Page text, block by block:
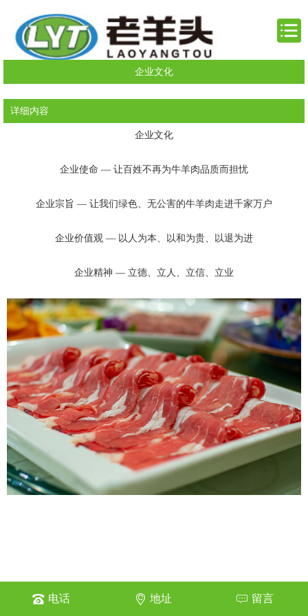
企业文化
详细内容
企业文化
企业使命 — 让百姓不再为牛羊肉品质而担忧
企业宗旨 — 让我们绿色、无公害的牛羊肉走进千家万户
企业价值观 — 以人为本、以和为贵、以退为进
企业精神 — 立德、立人、立信、立业
电话 地址 留言